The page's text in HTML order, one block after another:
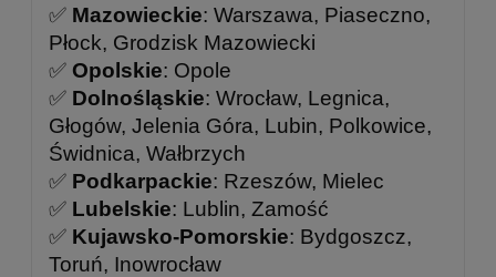
✅ Mazowieckie: Warszawa, Piaseczno,
Płock, Grodzisk Mazowiecki
✅ Opolskie: Opole
✅ Dolnośląskie: Wrocław, Legnica,
Głogów, Jelenia Góra, Lubin, Polkowice,
Świdnica, Wałbrzych
✅ Podkarpackie: Rzeszów, Mielec
✅ Lubelskie: Lublin, Zamość
✅ Kujawsko-Pomorskie: Bydgoszcz,
Toruń, Inowrocław